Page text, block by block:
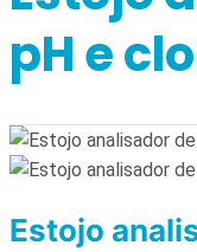
pH e
Estojo